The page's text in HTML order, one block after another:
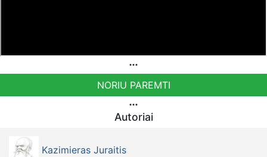
NORIU PAREMTI
Autoriai
Kazimieras Juraitis